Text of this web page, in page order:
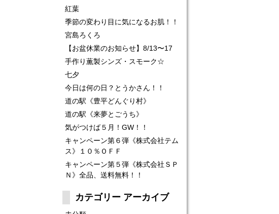
紅葉
季節の変わり目に気になるお肌！！
宮島ろくろ
【お盆休業のお知らせ】8/13〜17
手作り薫製シンズ・スモーク☆
七夕
今日は何の日？とうかさん！！
道の駅《豊平どんぐり村》
道の駅《来夢とごうち》
気がつけば５月！GW！！
キャンペーン第６弾《株式会社テム
ス》１０％ＯＦＦ
キャンペーン第５弾《株式会社ＳＰ
Ｎ》全品、送料無料！！
カテゴリー アーカイブ